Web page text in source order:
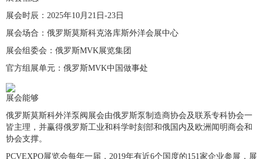
展会时辰：2025年10月21日-23日
展会场合：俄罗斯莫斯科克洛库斯外洋会展中心
展会组委会：俄罗斯MVK展览集团
官方组展单元：俄罗斯MVK中国做事处
展会能够
俄罗斯莫斯科外洋泵阀展会由俄罗斯泵制造商协会及联系专科协会一
皆主理，并赢得俄罗斯工业和科学时刻部和俄国内及欧洲闻明商会和
协会支撑。
PCVEXPO展览会每年一届，2019年有近6个国度的151家企业参展，展